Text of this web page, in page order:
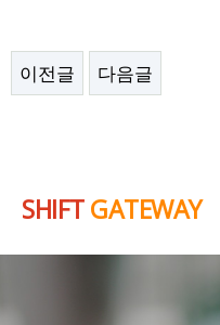
이전글 다음글
SHIFTGATEWAY